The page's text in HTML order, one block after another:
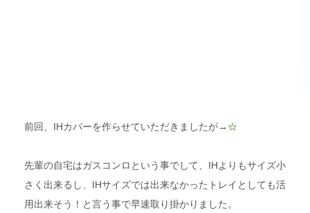
前回、IHカバーを作らせていただきましたが→ ☆
先輩の自宅はガスコンロという事でして、IHよりもサイズ小
さく出来るし、IHサイズでは出来なかったトレイとしても活
用出来そう！と言う事で早速取り掛かりました。